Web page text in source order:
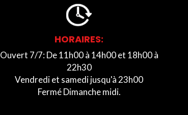
HORAIRES:
Ouvert 7/7: De 11h00 à 14h00 et 18h00 à
22h30
Vendredi et samedi jusqu'à 23h00
Fermé Dimanche midi.